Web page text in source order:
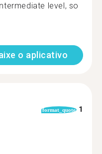
level, so
o aplicativo
format_quote 1